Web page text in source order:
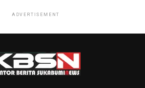
ADVERTISEMENT